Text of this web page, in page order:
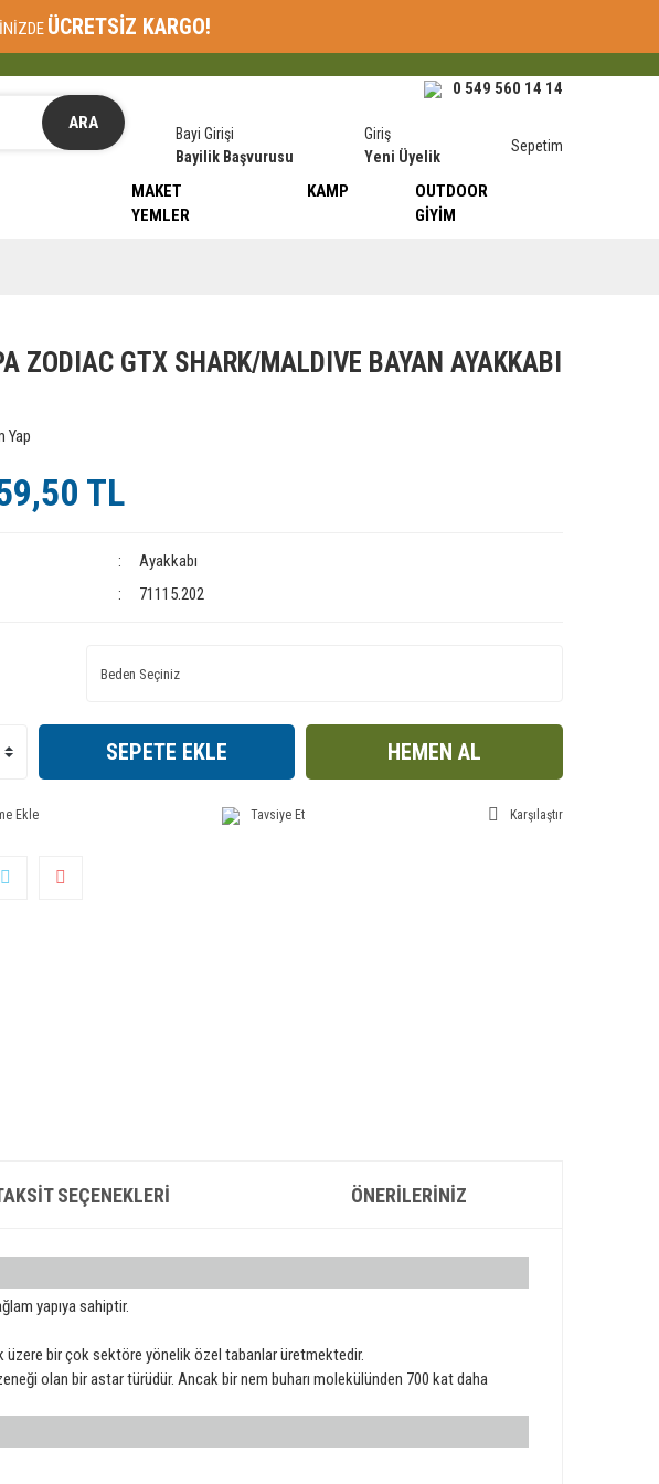
ÜCRETSİZ KARGO!
ARA
0 549 560 14 14
Bayi Girişi
Bayilik Başvurusu
Giriş
Yeni Üyelik
Sepetim
MAKET
YEMLER
KAMP
OUTDOOR
GIYIM
ZODIAC GTX SHARK/MALDIVE BAYAN AYAKKABI
Yap
TL
Ayakkabı
71115.202
SEPETE EKLE HEMEN AL
Tavsiye Et Karşılaştır
SEÇENEKLERI ÖNERILERINIZ
yapıya sahiptir.
bir çok sektöre yönelik özel tabanlar üretmektedir.
olan bir astar türüdür. Ancak bir nem buharı molekülünden 700 kat daha